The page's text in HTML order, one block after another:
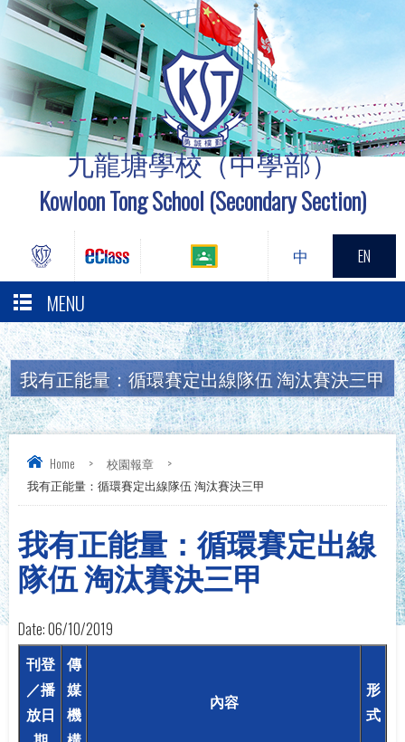
九龍塘學校（中學部）
Kowloon Tong School (Secondary Section)
中 EN
MENU
我有正能量：循環賽定出線隊伍 淘汰賽決三甲
Home > 校園報章
>
我有正能量：循環賽定出線隊伍 淘汰賽決三甲
我有正能量：循環賽定出線
隊伍 淘汰賽決三甲
Date:06/10/2019
刊登
／播
放日
傳
媒
機
內容
形
式